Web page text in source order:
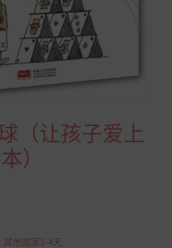
（让孩子爱上
）
其他國家2-4天